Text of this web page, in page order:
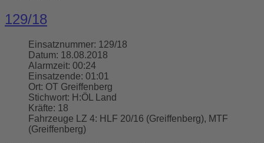
129/18
Einsatznummer: 129/18
Datum: 18.08.2018
Alarmzeit: 00:24
Einsatzende: 01:01
Ort: OT Greiffenberg
Stichwort: H:ÖL Land
Kräfte: 18
Fahrzeuge LZ 4: HLF 20/16 (Greiffenberg), MTF
(Greiffenberg)